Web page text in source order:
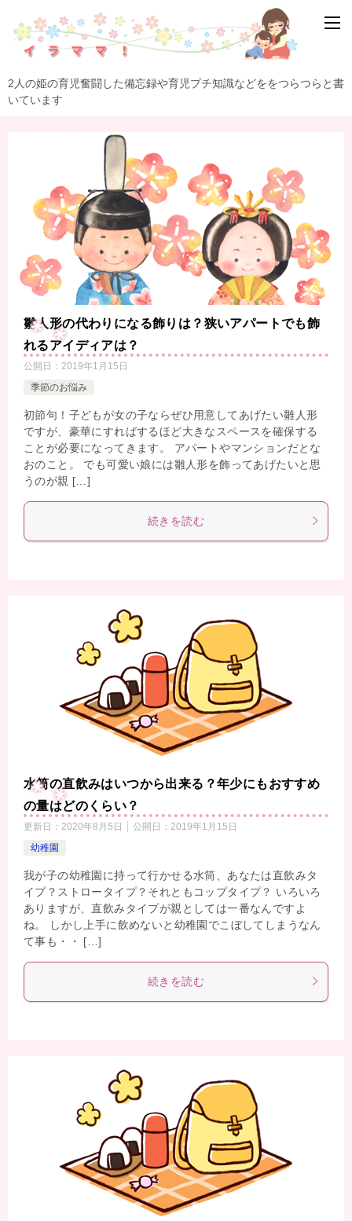
2人の姫の育児奮闘した備忘録や育児プチ知識などををつらつらと書
いています
雛人形の代わりになる飾りは？狭いアパートでも飾
れるアイディアは？
公開日： 2019年1月15日
季節のお悩み
初節句！子どもが女の子ならぜひ用意してあげたい雛人形
ですが、豪華にすればするほど大きなスペースを確保する
ことが必要になってきます。 アパートやマンションだとな
おのこと。 でも可愛い娘には雛人形を飾ってあげたいと思
うのが親 […]
続きを読む
水筒の直飲みはいつから出来る？年少にもおすすめ
の量はどのくらい？
更新日： 2020年8月5日 公開日： 2019年1月15日
幼稚園
我が子の幼稚園に持って行かせる水筒、あなたは直飲みタ
イプ？ストロータイプ？それともコップタイプ？ いろいろ
ありますが、直飲みタイプが親としては一番なんですよ
ね。 しかし上手に飲めないと幼稚園でこぼしてしまうなん
て事も・・ […]
続きを読む